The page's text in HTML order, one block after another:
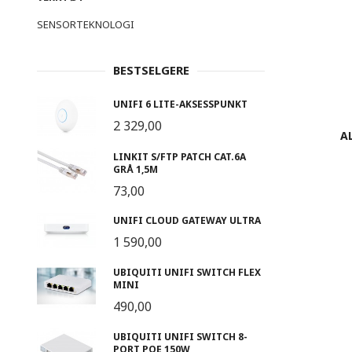
SENSORTEKNOLOGI
BESTSELGERE
UNIFI 6 LITE-AKSESSPUNKT
2 329,00
LINKIT S/FTP PATCH CAT.6A
GRÅ 1,5M
73,00
UNIFI CLOUD GATEWAY ULTRA
1 590,00
UBIQUITI UNIFI SWITCH FLEX
MINI
490,00
UBIQUITI UNIFI SWITCH 8-
PORT POE 150W